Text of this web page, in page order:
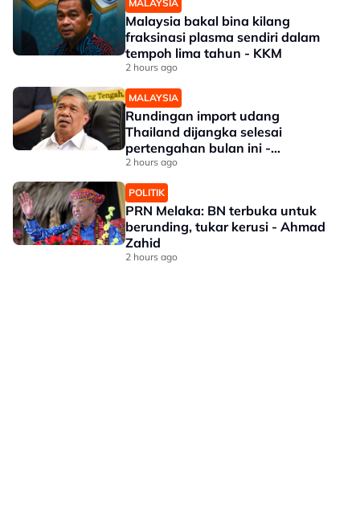
MALAYSIA
Malaysia bakal bina kilang
fraksinasi plasma sendiri dalam
tempoh lima tahun - KKM
2 hours ago
MALAYSIA
Rundingan import udang
Thailand dijangka selesai
pertengahan bulan ini -
Mohamad
2 hours ago
POLITIK
PRN Melaka: BN terbuka untuk
berunding, tukar kerusi - Ahmad
Zahid
2 hours ago